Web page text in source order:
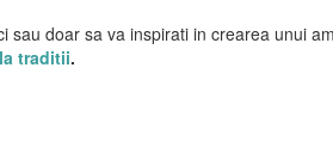
sau doar sa va inspirati in crearea unui
traditii.